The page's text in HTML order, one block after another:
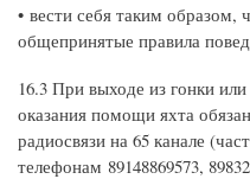
• вести себя таким образом,
общепринятые правила
16.3 При выходе из гонки
оказания помощи яхта
радиосвязи на 65 канале
телефонам 89148869573,